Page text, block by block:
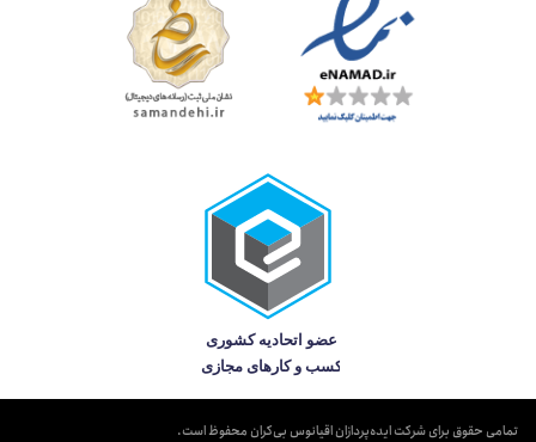
تمامی حقوق برای شرکت ایده‌پردازان اقیانوس بی‌کران محفوظ است.